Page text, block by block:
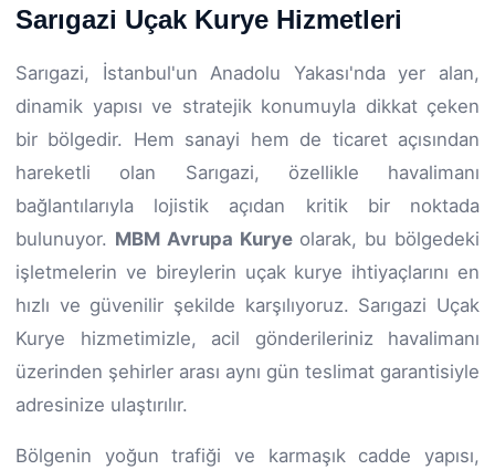
Sarıgazi Uçak Kurye Hizmetleri
Sarıgazi, İstanbul'un Anadolu Yakası'nda yer alan,
dinamik yapısı ve stratejik konumuyla dikkat çeken
bir bölgedir. Hem sanayi hem de ticaret açısından
hareketli olan Sarıgazi, özellikle havalimanı
bağlantılarıyla lojistik açıdan kritik bir noktada
bulunuyor. MBM Avrupa Kuryeolarak, bu bölgedeki
işletmelerin ve bireylerin uçak kurye ihtiyaçlarını en
hızlı ve güvenilir şekilde karşılıyoruz. Sarıgazi Uçak
Kurye hizmetimizle, acil gönderileriniz havalimanı
üzerinden şehirler arası aynı gün teslimat garantisiyle
adresinize ulaştırılır.
Bölgenin yoğun trafiği ve karmaşık cadde yapısı,